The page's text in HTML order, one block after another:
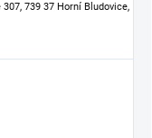
739 37 Horní Bludovice,